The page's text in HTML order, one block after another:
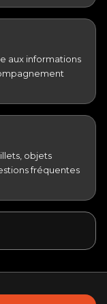
aux informations
objets
fréquentes